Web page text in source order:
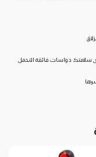
سلامتك دواسات فائقة التحمل